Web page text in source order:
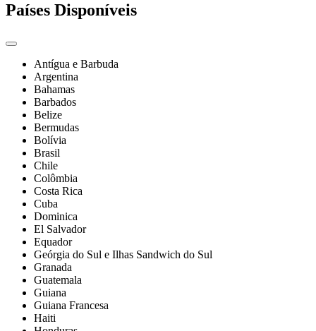
Países Disponíveis
Antígua e Barbuda
Argentina
Bahamas
Barbados
Belize
Bermudas
Bolívia
Brasil
Chile
Colômbia
Costa Rica
Cuba
Dominica
El Salvador
Equador
Geórgia do Sul e Ilhas Sandwich do Sul
Granada
Guatemala
Guiana
Guiana Francesa
Haiti